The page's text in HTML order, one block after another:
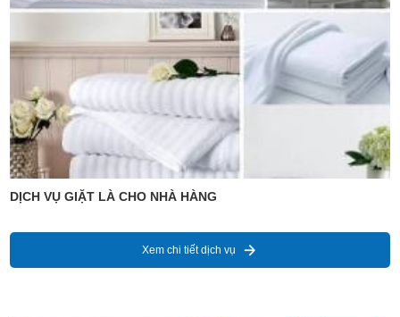
DỊCH VỤ GIẶT LÀ CHO NHÀ HÀNG
Xem chi tiết dịch vụ